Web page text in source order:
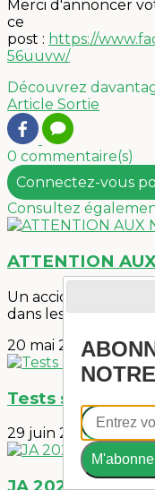
Merci d'annoncer
ce
post : https://
56uuvw/
Découvrez
Article Sortie
0 commentaire(s)
Connectez-vous
Consultez
ATTENTION
Un accident mortel
dans les Calanques,
20 mai 2021
Tests systèmes
29 juin 2021